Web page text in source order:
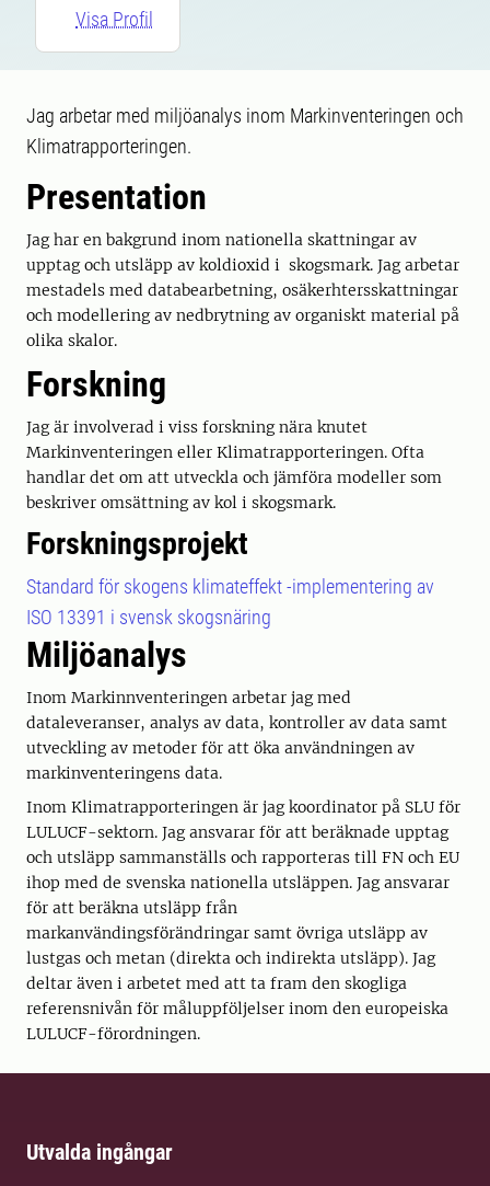
Visa Profil
Jag arbetar med miljöanalys inom Markinventeringen och
Klimatrapporteringen.
Presentation
Jag har en bakgrund inom nationella skattningar av
upptag och utsläpp av koldioxid i skogsmark. Jag arbetar
mestadels med databearbetning, osäkerhtersskattningar
och modellering av nedbrytning av organiskt material på
olika skalor.
Forskning
Jag är involverad i viss forskning nära knutet
Markinventeringen eller Klimatrapporteringen. Ofta
handlar det om att utveckla och jämföra modeller som
beskriver omsättning av kol i skogsmark.
Forskningsprojekt
Standard för skogens klimateffekt -implementering av
ISO 13391 i svensk skogsnäring ​
Miljöanalys
Inom Markinnventeringen arbetar jag med
dataleveranser, analys av data, kontroller av data samt
utveckling av metoder för att öka användningen av
markinventeringens data.
Inom Klimatrapporteringen är jag koordinator på SLU för
LULUCF-sektorn. Jag ansvarar för att beräknade upptag
och utsläpp sammanställs och rapporteras till FN och EU
ihop med de svenska nationella utsläppen. Jag ansvarar
för att beräkna utsläpp från
markanvändingsförändringar samt övriga utsläpp av
lustgas och metan (direkta och indirekta utsläpp). Jag
deltar även i arbetet med att ta fram den skogliga
referensnivån för måluppföljelser inom den europeiska
LULUCF-förordningen.
Utvalda ingångar